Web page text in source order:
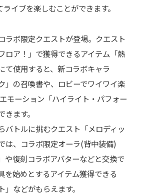
イブを楽しむことができます。
ラボ限定クエストが登場。クエスト
ロア！」で獲得できるアイテム「熱
て使用すると、新コラボキャラ
」の召喚書や、ロビーでワイワイ楽
モーション「ハイライト・パフォー
ます。
バトルに挑むクエスト「メロディッ
は、コラボ限定オーラ(背中装備)
や復刻コラボアバターなどと交換で
を始めとするアイテム獲得できる
」などがもらえます。